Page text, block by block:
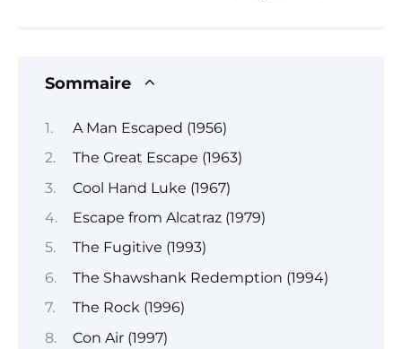
Sommaire
A Man Escaped (1956)
The Great Escape (1963)
Cool Hand Luke (1967)
Escape from Alcatraz (1979)
The Fugitive (1993)
The Shawshank Redemption (1994)
The Rock (1996)
Con Air (1997)